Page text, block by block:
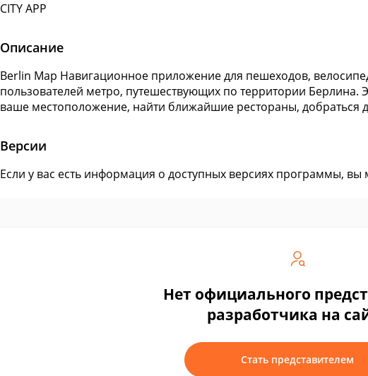
CITY APP
Описание
Berlin Map Навигационное приложение для пешеходов,
пользователей метро, путешествующих по территории
ваше местоположение, найти ближайшие рестораны, добраться
Версии
Если у вас есть информация о доступных версиях программы,
Нет официального
разработчика на
Стать представителем